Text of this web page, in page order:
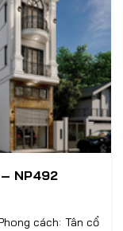
– NP492